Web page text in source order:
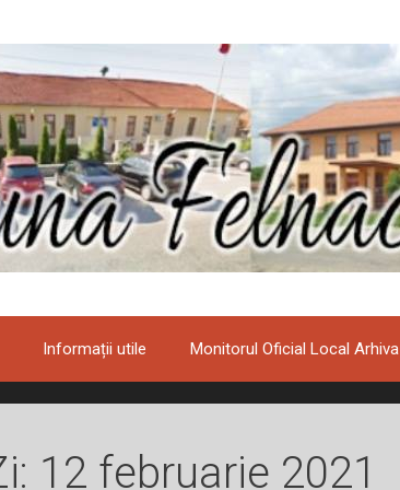
Informații utile Monitorul Oficial Local Arhiva
12 februarie 2021